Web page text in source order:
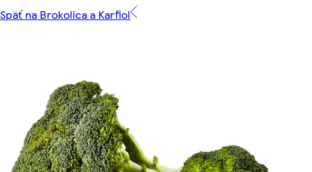
Späť na Brokolica a Karfiol